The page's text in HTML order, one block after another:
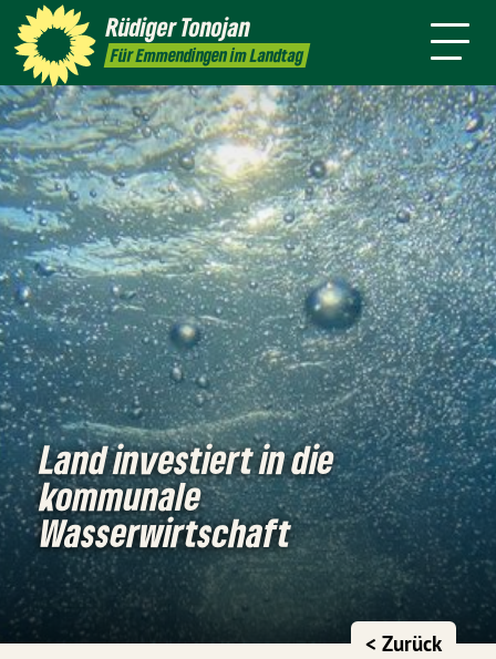
RüdigerTonojan
Für Emmendingen im Landtag
Termine Presse
Über mich Landtag
Land investiert in die
kommunale
Wasserwirtschaft
< Zurück